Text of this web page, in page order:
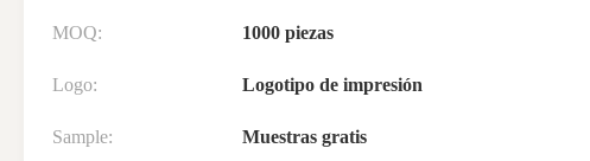
MOQ: 1000 piezas
Logo: Logotipo de impresión
Sample: Muestras gratis